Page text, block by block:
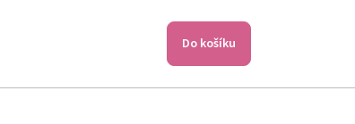
Do košíku